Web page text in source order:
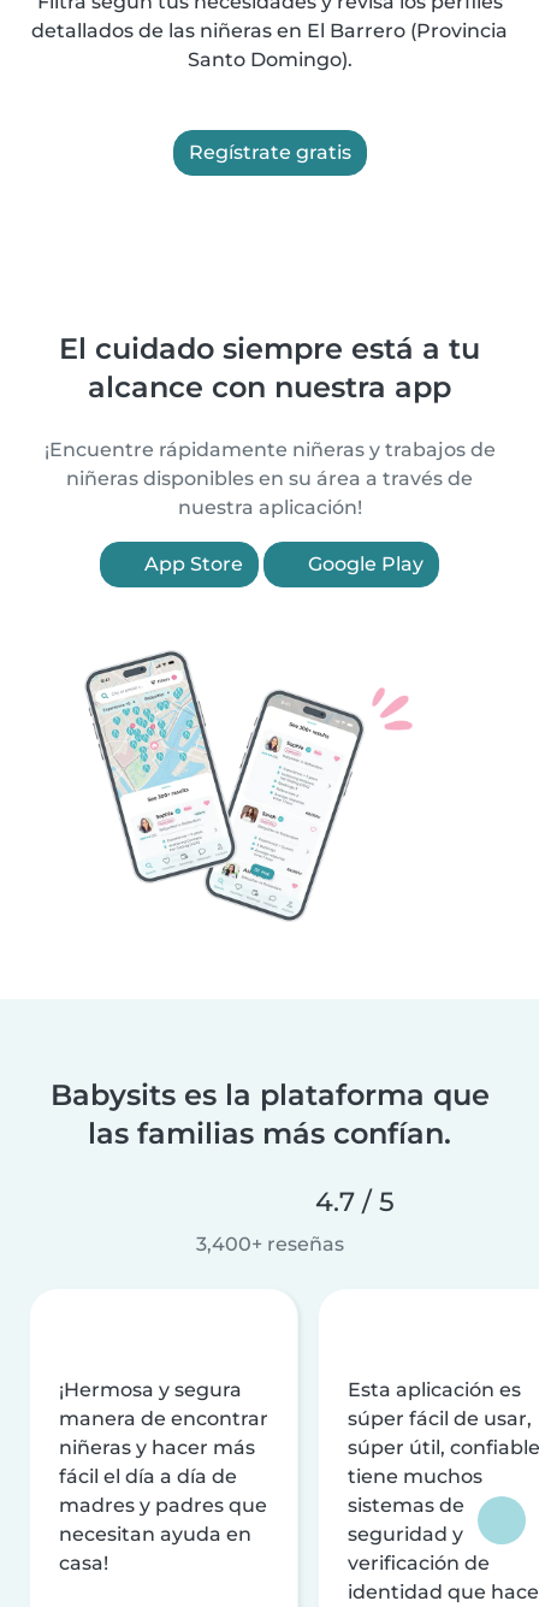
detallados de las niñeras en El Barrero (Provincia
Santo Domingo).
Regístrate gratis
El cuidado siempre está a tu
alcance con nuestra app
¡Encuentre rápidamente niñeras y trabajos de
niñeras disponibles en su área a través de
nuestra aplicación!
App Store Google Play
Babysits es la plataforma que
las familias más confían.
4.7 / 5
3,400+ reseñas
¡Hermosa y segura
manera de encontrar
niñeras y hacer más
fácil el día a día de
madres y padres que
necesitan ayuda en
casa!
Esta aplicación es
súper fácil de usar,
súper útil,
tiene muchos
sistemas de
seguridad y
verificación de
identidad que